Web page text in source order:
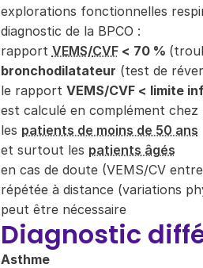
explorations fonctionnelles
diagnostic de la BPCO :
rapport VEMS/CVF< 70 %
bronchodilatateur (test de
le rapport VEMS/CVF < limite
est calculé en complément chez
les patients de moins de 50 ans
et surtout les patients âgés
en cas de doute (VEMS/CV
répétée à distance (variations
peut être nécessaire
Diagnostic
Asthme